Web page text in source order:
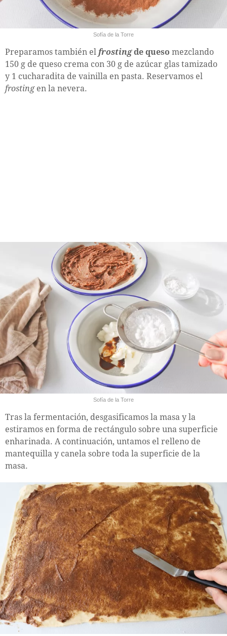
Sofía de la Torre
Preparamos también el frostingde queso mezclando
150 g de queso crema con 30 g de azúcar glas tamizado
y 1 cucharadita de vainilla en pasta. Reservamos el
frostingen la nevera.
Sofía de la Torre
Tras la fermentación, desgasificamos la masa y la
estiramos en forma de rectángulo sobre una superficie
enharinada. A continuación, untamos el relleno de
mantequilla y canela sobre toda la superficie de la
masa.